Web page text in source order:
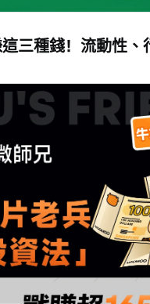
三種錢！流動性